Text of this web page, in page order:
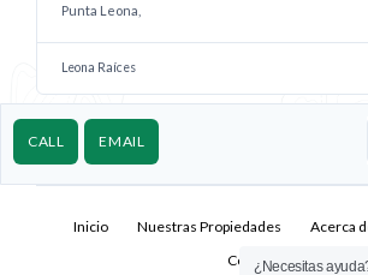
CALL EMAIL
Punta Leona,
Leona Raíces
Inicio Nuestras Propiedades
Acerca
Contacto
¿Necesitas